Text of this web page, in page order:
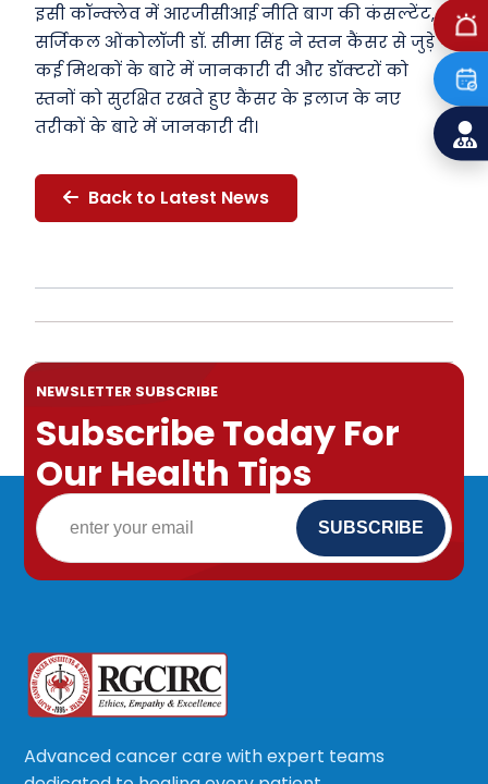
इसी कॉन्क्लेव में आरजीसीआई नीति बाग की कंसल्टेंट,
सर्जिकल ओंकोलॉजी डॉ. सीमा सिंह ने स्तन कैंसर से जुड़े
कई मिथकों के बारे में जानकारी दी और डॉक्टरों को
स्तनों को सुरक्षित रखते हुए कैंसर के इलाज के नए
तरीकों के बारे में जानकारी दी।
Back to Latest News
NEWSLETTER SUBSCRIBE
Subscribe Today For
Our Health Tips
Advanced cancer care with expert teams